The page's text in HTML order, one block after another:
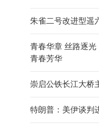
朱雀二号改进型遥
青春华章 丝路逐
青春芳华
崇启公铁长江大桥
特朗普：美伊谈判